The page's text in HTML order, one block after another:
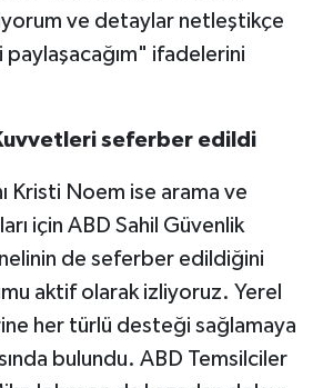
ve detaylar netleştikçe
paylaşacağım" ifadelerini
seferber edildi
Kristi Noem ise arama ve
için ABD Sahil Güvenlik
de seferber edildiğini
aktif olarak izliyoruz. Yerel
her türlü desteği sağlamaya
bulundu. ABD Temsilciler